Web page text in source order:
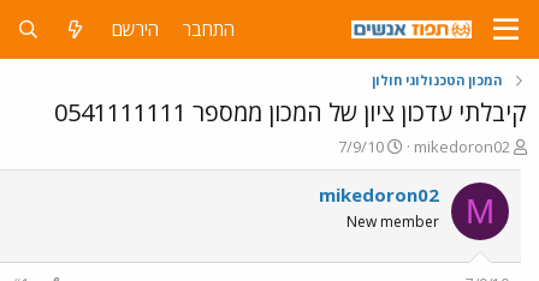
התחבר הירשם
המכון הטכנולוגי חולון
קיבלתי עדכון ציון של המכון ממספר 0541111111
פ
ו
ת
ח
ה
ו
mikedoron02
פ
ו
ר
ם
7/9/10
M
mikedoron02
New member